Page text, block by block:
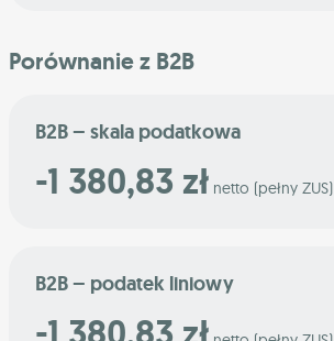
Porównanie z B2B
B2B – skala podatkowa
-1 380,83 zł netto (pełny ZUS)
B2B – podatek liniowy